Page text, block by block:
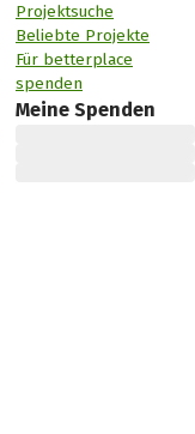
Projektsuche
Beliebte Projekte
Für betterplace
spenden
Meine Spenden